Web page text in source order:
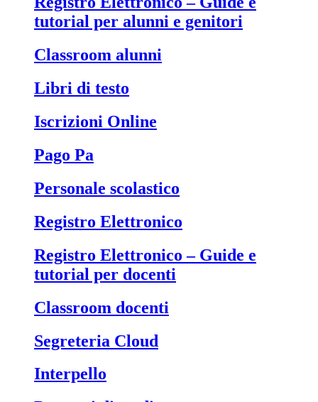
tutorial per alunni e genitori
Classroom alunni
Libri di testo
Iscrizioni Online
Pago Pa
Personale scolastico
Registro Elettronico
Registro Elettronico – Guide e
tutorial per docenti
Classroom docenti
Segreteria Cloud
Interpello